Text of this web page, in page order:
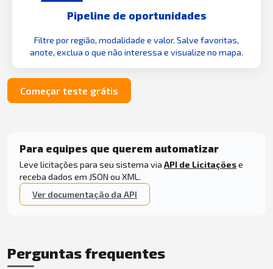
Pipeline de oportunidades
Filtre por região, modalidade e valor. Salve favoritas,
anote, exclua o que não interessa e visualize no mapa.
Começar teste grátis
Para equipes que querem automatizar
Leve licitações para seu sistema via API de Licitaçõese
receba dados em JSON ou XML.
Ver documentação da API
Perguntas frequentes